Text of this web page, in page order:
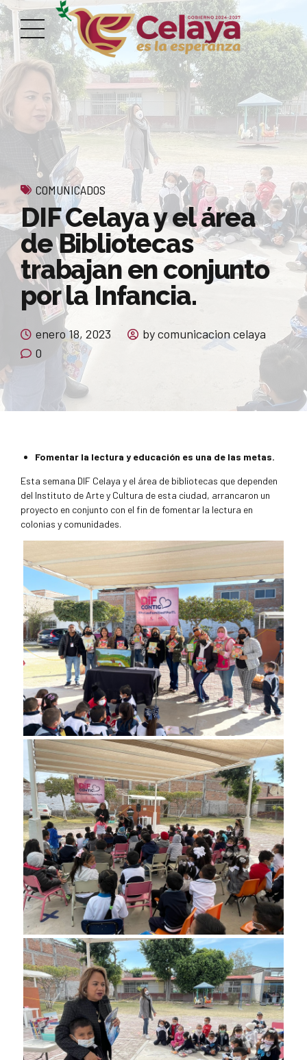
COMUNICADOS
DIF Celaya y el área
de Bibliotecas
trabajan en conjunto
por la Infancia.
enero 18, 2023
by comunicacion celaya
0
Fomentar la lectura y educación es una de las metas.
Esta semana DIF Celaya y el área de bibliotecas que dependen
del Instituto de Arte y Cultura de esta ciudad, arrancaron un
proyecto en conjunto con el fin de fomentar la lectura en
colonias y comunidades.